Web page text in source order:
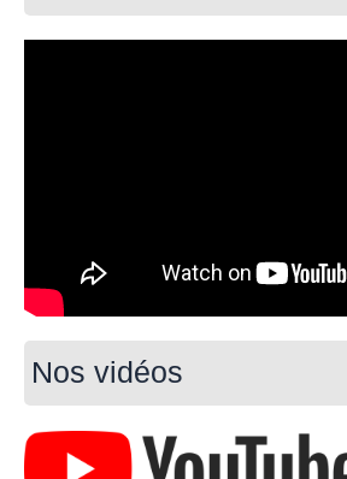
Nos vidéos